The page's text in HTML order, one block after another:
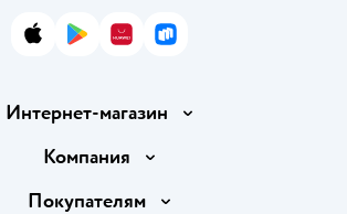
App StoreGoogle Play
AppGallery
RuStore
Интернет-магазин
Доставка и оплата
Компания
Вакансии
Покупателям